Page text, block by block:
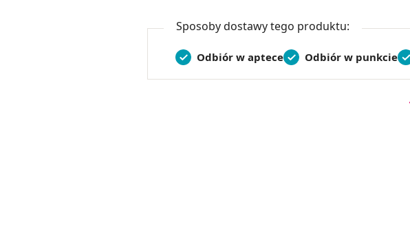
Sposoby dostawy tego produktu:
Odbiór w aptece Odbiór w punkcie